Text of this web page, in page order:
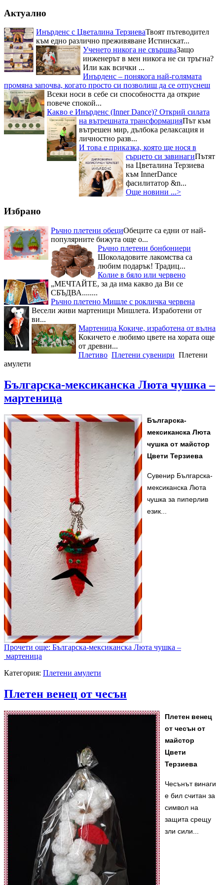
Актуално
Инърденс с Цветалина ТерзиеваТвоят пътеводител
към едно различно преживяване Истинскат...
Ученето никога не свършваЗащо
инженерът в мен никога не си тръгна?
Или как всички ...
Инърденс – понякога най-голямата
промяна започва, когато просто си позволиш да се отпуснеш
Всеки носи в себе си способността да открие
повече спокой...
Какво е Инърденс (Inner Dance)? Открий силата
на вътрешната трансформацияПът към
вътрешен мир, дълбока релаксация и
личностно разв...
И това е приказка, която ще нося в
сърцето си завинагиПътят
на Цветалина Терзиева
към InnerDance
фасилитатор &n...
Още новини ...>
Избрано
Ръчно плетени обeциОбeците са едни от най-
популярните бижута още о...
Ръчно плетени бонбониери
Шоколадовите лакомства са
любим подарък! Традиц...
Колие в бяло или червено
„МЕЧТАЙТЕ, за да има какво да Ви се
СБЪДВА........
Ръчно плетено Мишле с рокличка червена
Весели живи мартеници Мишлета. Изработени от
ви...
Мартеница Кокиче, изработена от вълна
Кокичето е любимо цвете на хората още
от древни...
Плетиво Плетени сувенири Плетени
амулети
Българска-мексиканска Люта чушка –
мартеница
Българска-
мексиканска Люта
чушка от майстор
Цвети Терзиева
Сувенир Българска-
мексиканска Люта
чушка за пиперлив
език...
Прочети още: Българска-мексиканска Люта чушка –
мартеница
Категория: Плетени амулети
Плетен венец от чесън
Плетен венец
от чесън от
майстор
Цвети
Терзиева
Чесънът винаги
е бил считан за
символ на
защита срещу
зли сили...
Магията на занаята оживя в детската работилница на майстор